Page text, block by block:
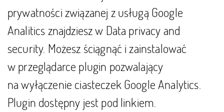
prywatności związanej z usługą Google
Analitics znajdziesz w Data privacy and
security. Możesz ściągnąć i zainstalować
w przeglądarce plugin pozwalający
na wyłączenie ciasteczek Google Analytics.
Plugin dostępny jest pod linkiem